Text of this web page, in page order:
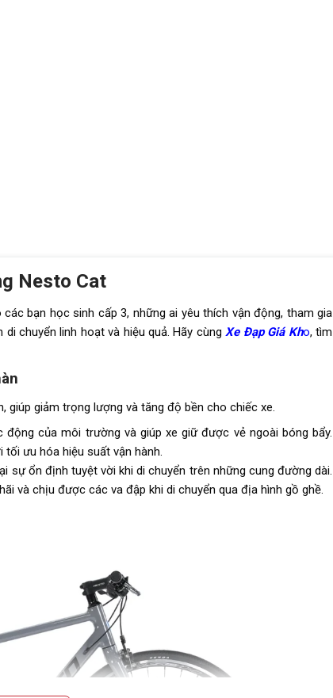
Nesto Cat
bạn học sinh cấp 3, những ai yêu thích vận động, tham gia
chuyển linh hoạt và hiệu quả. Hãy cùng Xe Đạp Giá Kho, tìm
giúp giảm trọng lượng và tăng độ bền cho chiếc xe.
của môi trường và giúp xe giữ được vẻ ngoài bóng bẩy.
ưu hóa hiệu suất vận hành.
sự ổn định tuyệt vời khi di chuyển trên những cung đường dài.
và chịu được các va đập khi di chuyển qua địa hình gồ ghề.